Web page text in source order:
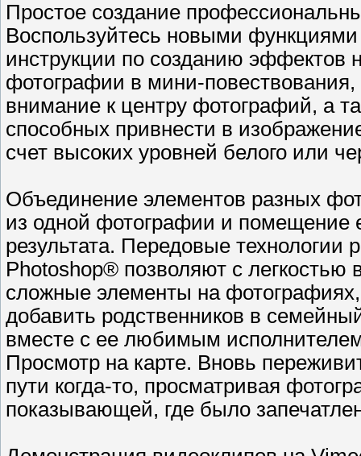
Простое создание
Воспользуйтесь новыми
инструкции по созданию эффектов
фотографии в мини-
внимание к центру фотографий, а
способных привнести в
счет высоких уровней белого или
Объединение элементов разных
из одной фотографии и помещение
результата. Передовые
Photoshop® позволяют с легкостью
сложные элементы на
добавить родственников в
вместе с ее любимым
Просмотр на карте. Вновь
пути когда-то, просматривая
показывающей, где было